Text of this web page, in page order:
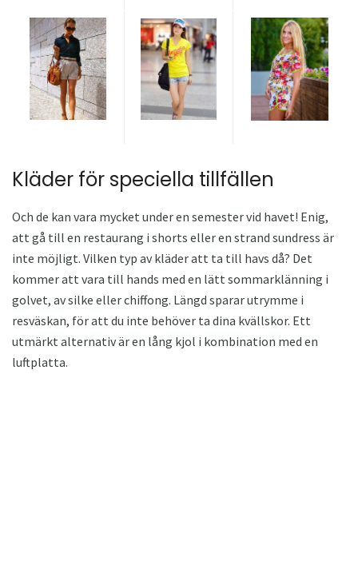
Kläder för speciella tillfällen
Och de kan vara mycket under en semester vid havet! Enig,
att gå till en restaurang i shorts eller en strand sundress är
inte möjligt. Vilken typ av kläder att ta till havs då? Det
kommer att vara till hands med en lätt sommarklänning i
golvet, av silke eller chiffong. Längd sparar utrymme i
resväskan, för att du inte behöver ta dina kvällskor. Ett
utmärkt alternativ är en lång kjol i kombination med en
luftplatta.